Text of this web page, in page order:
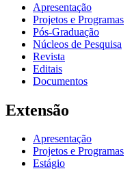
Apresentação
Projetos e Programas
Pós-Graduação
Núcleos de Pesquisa
Revista
Editais
Documentos
Extensão
Apresentação
Projetos e Programas
Estágio